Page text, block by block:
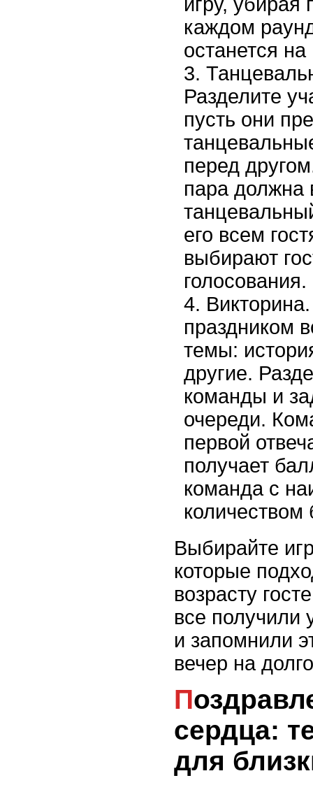
каждом
останется
Разделите
пусть они
перед
пара должна
его всем
выбирают
голосования.
праздником
темы:
другие.
команды и
очереди.
первой
получает
команда с
количеством
Выбирайте
которые
возрасту
все получили
и запомнили
вечер на
Поздравления от
сердца:
для